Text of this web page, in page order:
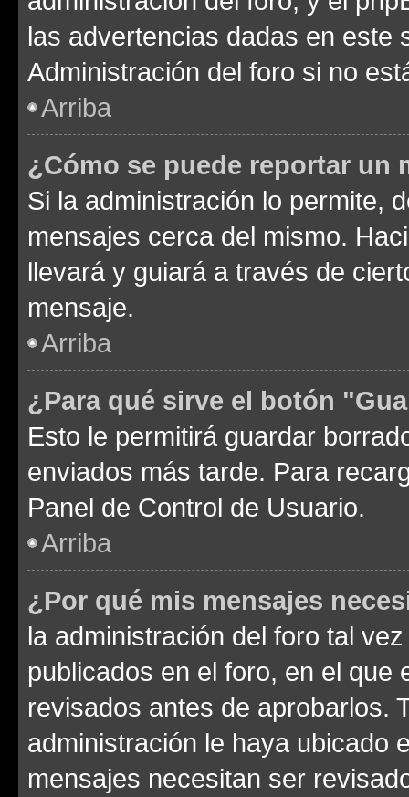
las advertencias dadas en este
Administración del foro si no
Arriba
¿Cómo se puede reportar un
Si la administración lo permite,
mensajes cerca del mismo.
llevará y guiará a través de
mensaje.
Arriba
¿Para qué sirve el botón
Esto le permitirá guardar
enviados más tarde. Para
Panel de Control de Usuario.
Arriba
¿Por qué mis mensajes
la administración del foro tal
publicados en el foro, en el
revisados antes de aprobarlos.
administración le haya ubicado
mensajes necesitan ser